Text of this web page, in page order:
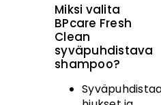
Miksi valita
BPcare Fresh
Clean
syväpuhdistava
shampoo?